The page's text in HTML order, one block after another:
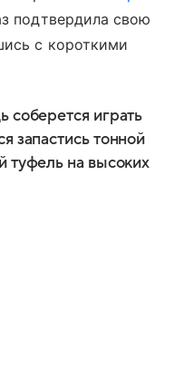
подтвердила свою
с короткими
соберется играть
запастись тонной
туфель на высоких